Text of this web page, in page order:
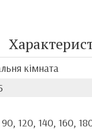
кімната
120, 140, 160,